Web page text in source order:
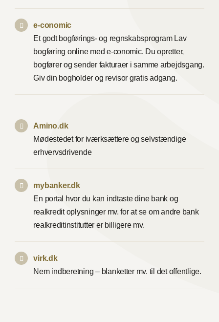
e-conomic
Et godt bogførings- og regnskabsprogram Lav
bogføring online med e-conomic. Du opretter,
bogfører og sender fakturaer i samme arbejdsgang.
Giv din bogholder og revisor gratis adgang.
Amino.dk
Mødestedet for iværksættere og selvstændige
erhvervsdrivende
mybanker.dk
En portal hvor du kan indtaste dine bank og
realkredit oplysninger mv. for at se om andre bank
realkreditinstitutter er billigere mv.
virk.dk
Nem indberetning – blanketter mv. til det offentlige.